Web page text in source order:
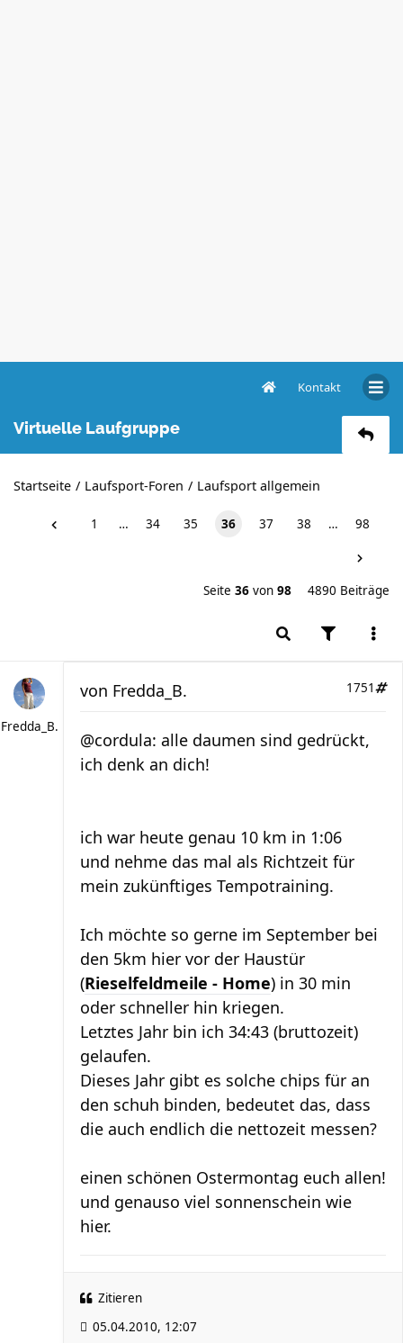
Kontakt
Virtuelle Laufgruppe
Startseite Laufsport-Foren Laufsport allgemein
1 … 34 35 36 37 38 … 98
Seite 36 von 98 4890 Beiträge
Fredda_B.
1751
von Fredda_B.
@cordula: alle daumen sind gedrückt,
ich denk an dich!
ich war heute genau 10 km in 1:06
und nehme das mal als Richtzeit für
mein zukünftiges Tempotraining.
Ich möchte so gerne im September bei
den 5km hier vor der Haustür
(Rieselfeldmeile - Home) in 30 min
oder schneller hin kriegen.
Letztes Jahr bin ich 34:43 (bruttozeit)
gelaufen.
Dieses Jahr gibt es solche chips für an
den schuh binden, bedeutet das, dass
die auch endlich die nettozeit messen?
einen schönen Ostermontag euch allen!
und genauso viel sonnenschein wie
hier.
Zitieren
05.04.2010, 12:07